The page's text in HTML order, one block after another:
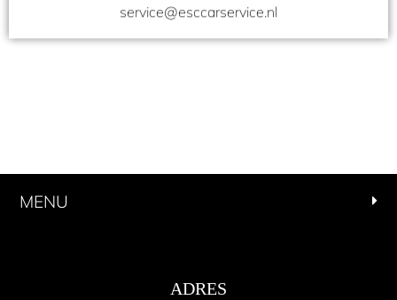
service@esccarservice.nl
MENU
ADRES